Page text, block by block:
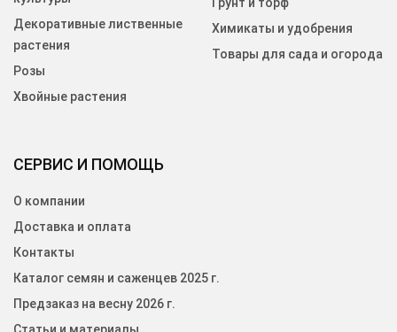
СЕРВИС И ПОМОЩЬ
О компании
Доставка и оплата
Контакты
Каталог семян и саженцев 2025 г.
Предзаказ на весну 2026 г.
Декоративные лиственные
растения
Розы
Хвойные растения
Химикаты и удобрения
Товары для сада и огорода